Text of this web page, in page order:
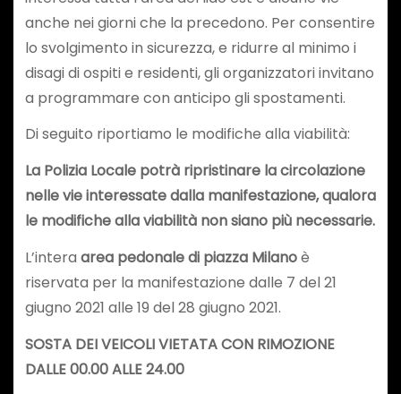
anche nei giorni che la precedono. Per consentire
lo svolgimento in sicurezza, e ridurre al minimo i
disagi di ospiti e residenti, gli organizzatori invitano
a programmare con anticipo gli spostamenti.
Di seguito riportiamo le modifiche alla viabilità:
La Polizia Locale potrà ripristinare la circolazione
nelle vie interessate dalla manifestazione, qualora
le modifiche alla viabilità non siano più necessarie.
L’intera area pedonale di piazza Milanoè
riservata per la manifestazione dalle 7 del 21
giugno 2021 alle 19 del 28 giugno 2021.
SOSTA DEI VEICOLI VIETATA CON RIMOZIONE
DALLE 00.00 ALLE 24.00